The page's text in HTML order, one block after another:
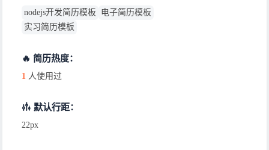
nodejs开发简历模板
电子简历模板
实习简历模板
🔥 简历热度：
1 人使用过
默认行距：
22px